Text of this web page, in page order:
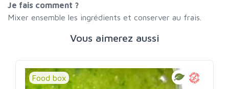
Je fais comment ?
Mixer ensemble les ingrédients et conserver au frais.
Vous aimerez aussi
Food box